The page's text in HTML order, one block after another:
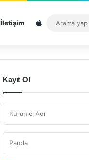
İletişim Sitemap
Kayıt Ol